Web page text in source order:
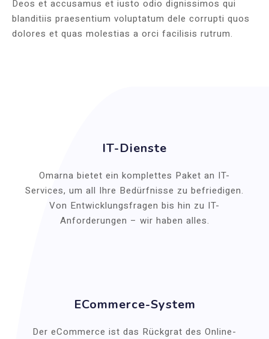
Deos et accusamus et iusto odio dignissimos qui
blanditiis praesentium voluptatum dele corrupti quos
dolores et quas molestias a orci facilisis rutrum.
IT-Dienste
Omarna bietet ein komplettes Paket an IT-
Services, um all Ihre Bedürfnisse zu befriedigen.
Von Entwicklungsfragen bis hin zu IT-
Anforderungen – wir haben alles.
ECommerce-System
Der eCommerce ist das Rückgrat des Online-